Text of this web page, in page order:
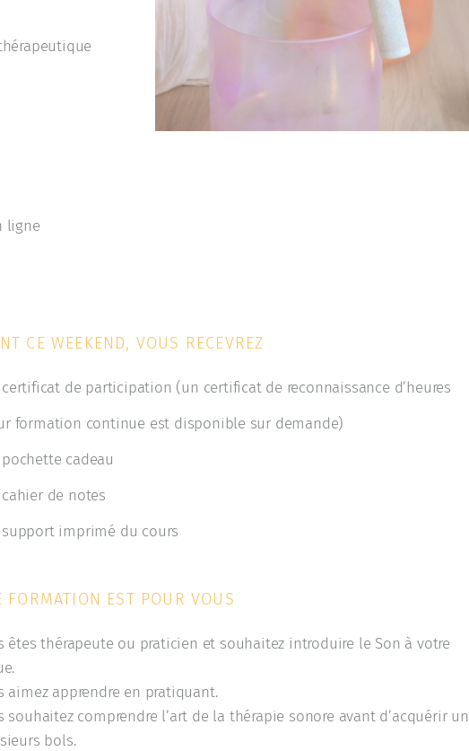
ligne
CE WEEKEND, VOUS RECEVREZ
certificat de participation (un certificat de reconnaissance d’heures
formation continue est disponible sur demande)
cadeau
de notes
support imprimé du cours
FORMATION EST POUR VOUS
êtes thérapeute ou praticien et souhaitez introduire le Son à votre
aimez apprendre en pratiquant.
souhaitez comprendre l’art de la thérapie sonore avant d’acquérir un
bols.